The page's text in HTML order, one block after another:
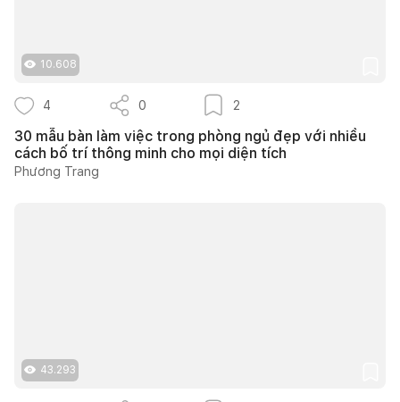
10.608
4 0 2
30 mẫu bàn làm việc trong phòng ngủ đẹp với nhiều
cách bố trí thông minh cho mọi diện tích
Phương Trang
43.293